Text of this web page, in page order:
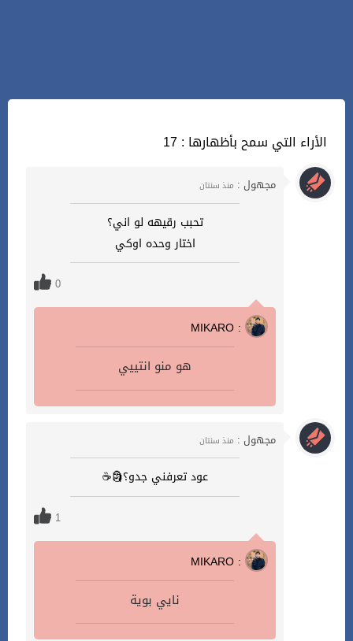
17 : الأراء التي سمح بأظهارها
مجهول : منذ سنتان
تحبب رقيهه لو اني؟
اختار وحده اوكي
0
MIKARO :
هو منو انتييي
مجهول : منذ سنتان
عود تعرفني جدو؟🗿☕
1
MIKARO :
نايي بوية